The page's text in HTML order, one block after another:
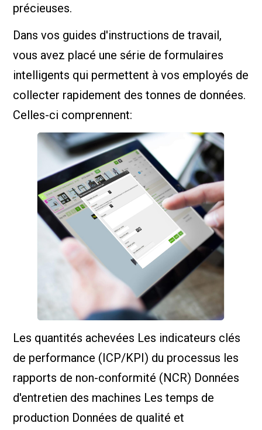
précieuses.
Dans vos guides d'instructions de travail,
vous avez placé une série de formulaires
intelligents qui permettent à vos employés de
collecter rapidement des tonnes de données.
Celles-ci comprennent:
Les quantités achevées Les indicateurs clés
de performance (ICP/KPI) du processus les
rapports de non-conformité (NCR) Données
d'entretien des machines Les temps de
production Données de qualité et